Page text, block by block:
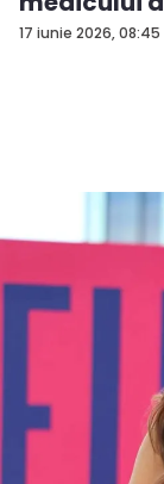
17 iunie 2026, 08:45
-...